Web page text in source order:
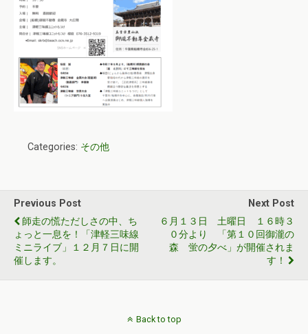
Categories: その他
Previous Post
師走の慌ただしさの中、ち
ょっと一息を！「津軽三味線
ミニライブ」１２月７日に開
催します。
Next Post
６月１３日 土曜日 １６時３
０分より 「第１０回御瀧の
森 蛍の夕べ」が開催されま
す！
Back to top